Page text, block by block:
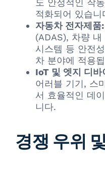
도 안정적인 작
적화되어 있습니
자동차 전자제품:
(ADAS), 차량
시스템 등 안전
차 분야에 적용
IoT 및 엣지 디바
어러블 기기, 스
서 효율적인 데
니다.
경쟁 우위